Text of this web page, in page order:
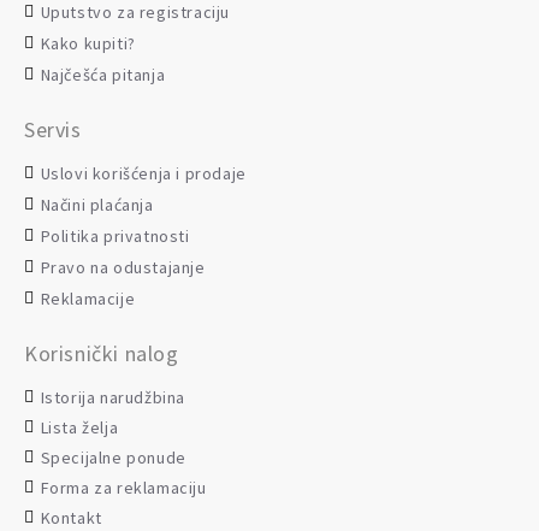
Uputstvo za registraciju
Kako kupiti?
Najčešća pitanja
Servis
Uslovi korišćenja i prodaje
Načini plaćanja
Politika privatnosti
Pravo na odustajanje
Reklamacije
Korisnički nalog
Istorija narudžbina
Lista želja
Specijalne ponude
Forma za reklamaciju
Kontakt